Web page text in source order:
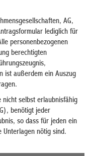
AG,
lediglich für
personenbezogenen
berechtigten
ist außerdem ein Auszug
nicht selbst erlaubnisfähig
benötigt jeder
so dass für jeden ein
Unterlagen nötig sind.